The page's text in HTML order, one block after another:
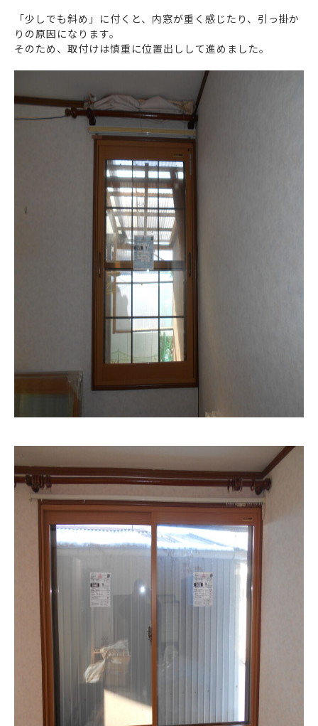
「少しでも斜め」に付くと、内窓が重く感じたり、引っ掛か
りの原因になります。
そのため、取付けは慎重に位置出しして進めました。